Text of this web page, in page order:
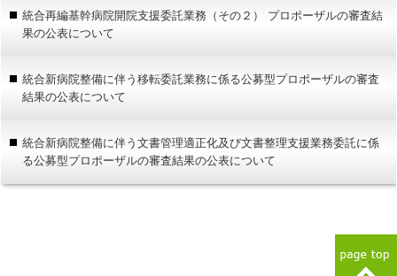
統合再編基幹病院開院支援委託業務（その２） プロポーザルの審査結
果の公表について
統合新病院整備に伴う移転委託業務に係る公募型プロポーザルの審査
結果の公表について
統合新病院整備に伴う文書管理適正化及び文書整理支援業務委託に係
る公募型プロポーザルの審査結果の公表について